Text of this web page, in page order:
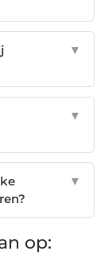
▼
▼
▼
op: